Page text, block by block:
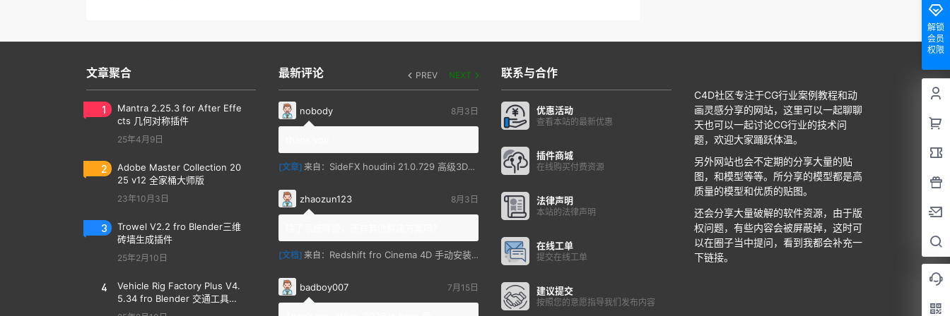
解锁
会员
权限
文章聚合
1
Mantra 2.25.3 for After Effe
cts 几何对称插件
25年4月9日
2
Adobe Master Collection 20
25 v12 全家桶大师版
23年10月3日
3
Trowel V2.2 fro Blender三维
砖墙生成插件
25年2月10日
4
Vehicle Rig Factory Plus V4.
5.34 fro Blender 交通工具汽
车绑定插件
最新评论 PREV NEXT
nobody 8月3日
[文章] 来自： SideFX houdini 21.0.729 高级3D特效软件
zhaozun123 8月3日
[文档] 来自： Redshift fro Cinema 4D 手动安装教程
badboy007 7月15日
联系与合作
优惠活动
查看本站的最新优惠
插件商城
在线购买付费资源
法律声明
本站的法律声明
在线工单
提交在线工单
建议提交
按照您的意愿指导我们发布内容
C4D社区专注于CG行业案例教程和动
画灵感分享的网站，这里可以一起聊聊
天也可以一起讨论CG行业的技术问
题，欢迎大家踊跃体温。
另外网站也会不定期的分享大量的贴
图，和模型等等。所分享的模型都是高
质量的模型和优质的贴图。
还会分享大量破解的软件资源，由于版
权问题，有些内容会被屏蔽掉，这时可
以在圈子当中提问，看到我都会补充一
下链接。